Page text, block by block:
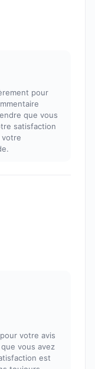
pour
que vous
satisfaction
votre avis
vous avez
est